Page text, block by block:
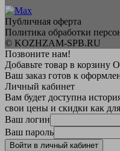
Публичная оферта
Политика обработки
© KOZHZAM-SPB.RU
Позвоните нам!
Добавьте товар в корзину
Ваш заказ готов к
Личный кабинет
Вам будет доступна
свои цены и скидки как
Ваш логин
Ваш пароль
Войти в личный кабинет